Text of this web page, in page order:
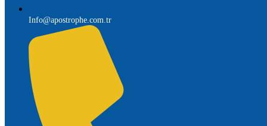
Info@apostrophe.com.tr